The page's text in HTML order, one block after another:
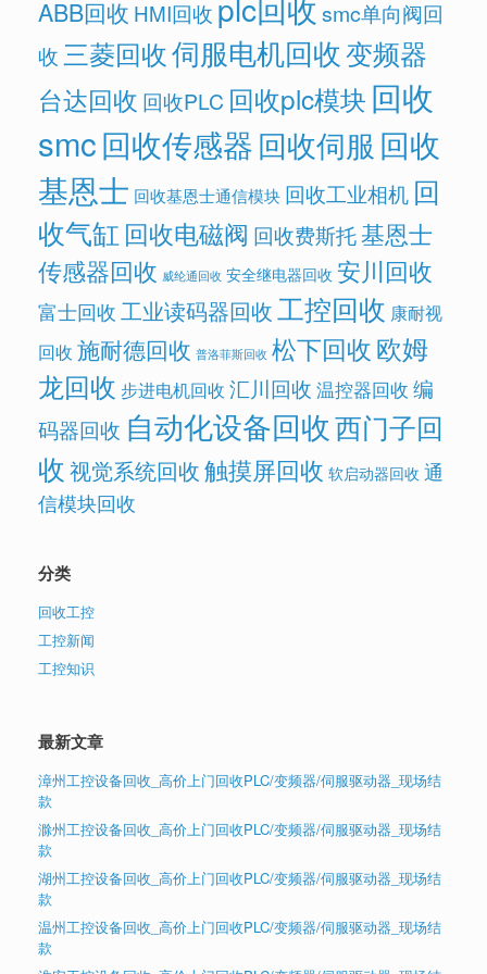
ABB回收 HMI回收 plc回收 smc单向阀回
收三菱回收伺服电机回收变频器
台达回收 回收PLC 回收plc模块 回收
smc回收传感器回收伺服 回收
基恩士 回收基恩士通信模块 回收工业相机 回
收气缸 回收电磁阀 回收费斯托基恩士
传感器回收 威纶通回收 安全继电器回收 安川回收
富士回收工业读码器回收工控回收 康耐视
回收 施耐德回收 普洛菲斯回收 松下回收欧姆
龙回收 步进电机回收 汇川回收 温控器回收 编
码器回收 自动化设备回收西门子回
收视觉系统回收触摸屏回收 软启动器回收 通
信模块回收
分类
回收工控
工控新闻
工控知识
最新文章
漳州工控设备回收_高价上门回收PLC/变频器/伺服驱动器_现场结
款
滁州工控设备回收_高价上门回收PLC/变频器/伺服驱动器_现场结
款
湖州工控设备回收_高价上门回收PLC/变频器/伺服驱动器_现场结
款
温州工控设备回收_高价上门回收PLC/变频器/伺服驱动器_现场结
款